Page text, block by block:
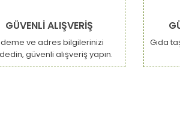
Yorum Yaz
GÜVENLİ ALIŞVERİŞ
ve adres bilgilerinizi
güvenli alışveriş yapın.
Gıda